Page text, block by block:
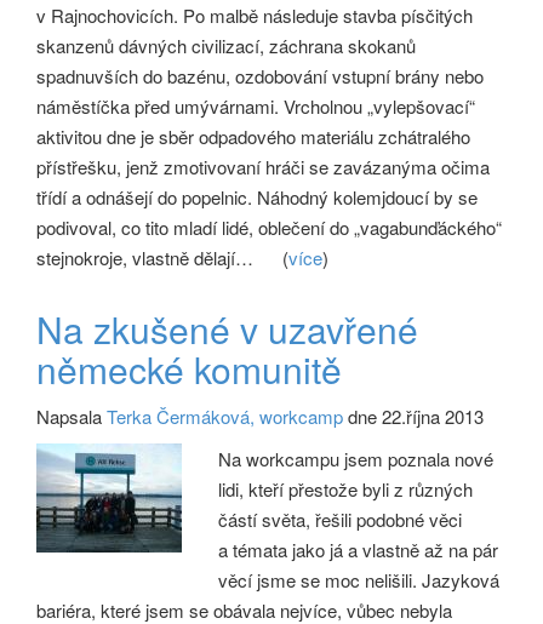
v Rajnochovicích. Po malbě následuje stavba písčitých
skanzenů dávných civilizací, záchrana skokanů
spadnuvších do bazénu, ozdobování vstupní brány nebo
náměstíčka před umývárnami. Vrcholnou „vylepšovací“
aktivitou dne je sběr odpadového materiálu zchátralého
přístřešku, jenž zmotivovaní hráči se zavázanýma očima
třídí a odnášejí do popelnic. Náhodný kolemjdoucí by se
podivoval, co tito mladí lidé, oblečení do „vagabunďáckého“
stejnokroje, vlastně dělají…
(více)
Na zkušené v uzavřené
německé komunitě
NapsalaTerka Čermáková, workcampdne 22.října 2013
Na workcampu jsem poznala nové
lidi, kteří přestože byli z různých
částí světa, řešili podobné věci
a témata jako já a vlastně až na pár
věcí jsme se moc nelišili. Jazyková
bariéra, které jsem se obávala nejvíce, vůbec nebyla